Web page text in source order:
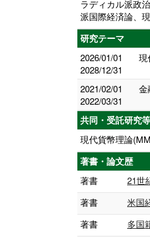
ラディカル派政
派国際経済論、
研究テーマ
2026/01/01
2028/12/31
現
2021/02/01
2022/03/31
金
共同・受託研究
現代貨幣理論
著書・論文歴
著書
21世
著書
米国
著書
多国